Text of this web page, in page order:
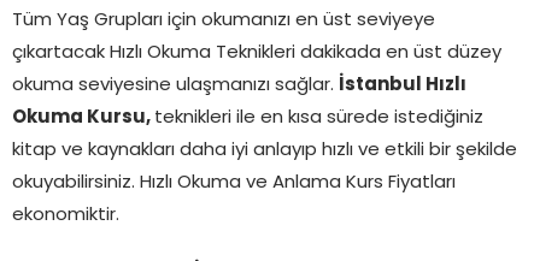
Tüm Yaş Grupları için okumanızı en üst seviyeye
çıkartacak Hızlı Okuma Teknikleri dakikada en üst düzey
okuma seviyesine ulaşmanızı sağlar.
İstanbul Hızlı
Okuma Kursu, teknikleri ile en kısa sürede istediğiniz
kitap ve kaynakları daha iyi anlayıp hızlı ve etkili bir şekilde
okuyabilirsiniz. Hızlı Okuma ve Anlama Kurs Fiyatları
ekonomiktir.